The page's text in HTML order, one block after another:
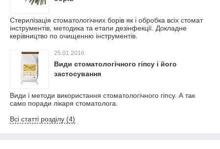
Стерилізація стоматологічних борів як і обробка всіх стомат
інструментів, методика та етапи дезінфекції. Докладне
керівництво по очищенню інструментів.
25.01.2016
Види стоматологічного гіпсу і його
застосування
Види і методи використання стоматологічного гіпсу. А так
само поради лікаря стоматолога.
Всі статті розділу (4)